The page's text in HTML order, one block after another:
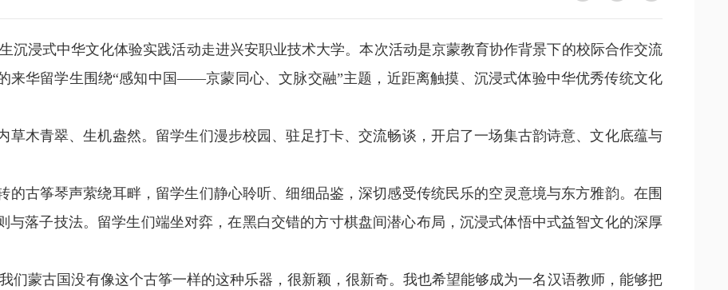
生沉浸式中华文化体验实践活动走进兴安职业技术大学。本次活动是京蒙教育协作背景下的校际合作交流
来华留学生围绕“感知中国——京蒙同心、文脉交融”主题，近距离触摸、沉浸式体验中华优秀传统文化
草木青翠、生机盎然。留学生们漫步校园、驻足打卡、交流畅谈，开启了一场集古韵诗意、文化底蕴与
的古筝琴声萦绕耳畔，留学生们静心聆听、细细品鉴，深切感受传统民乐的空灵意境与东方雅韵。在围
与落子技法。留学生们端坐对弈，在黑白交错的方寸棋盘间潜心布局，沉浸式体悟中式益智文化的深厚
们蒙古国没有像这个古筝一样的这种乐器，很新颖，很新奇。我也希望能够成为一名汉语教师，能够把